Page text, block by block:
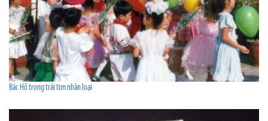
Bác Hồ trong trái tim nhân loại